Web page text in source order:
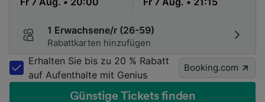
1 Erwachsene/r (26-59)
Rabattkarten hinzufügen
Erhalten Sie bis zu 20 % Rabatt
auf Aufenthalte mit Genius
Booking.com
Günstige Tickets finden